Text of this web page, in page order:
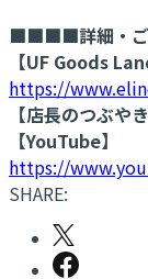
■■■■詳細・
【UF Goods
https://
【店長のつぶやき
【YouTube】
https://
SHARE: